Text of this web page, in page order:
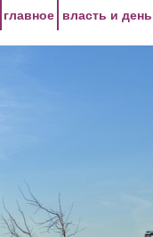
главное власть и